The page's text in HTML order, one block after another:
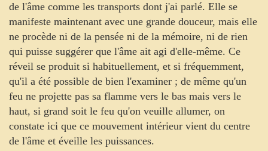
de l'âme comme les transports dont j'ai parlé. Elle se
manifeste maintenant avec une grande douceur, mais elle
ne procède ni de la pensée ni de la mémoire, ni de rien
qui puisse suggérer que l'âme ait agi d'elle-même. Ce
réveil se produit si habituellement, et si fréquemment,
qu'il a été possible de bien l'examiner ; de même qu'un
feu ne projette pas sa flamme vers le bas mais vers le
haut, si grand soit le feu qu'on veuille allumer, on
constate ici que ce mouvement intérieur vient du centre
de l'âme et éveille les puissances.